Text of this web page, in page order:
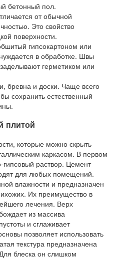
бетонный пол.
от обычной
Это свойство
поверхности.
гипсокартоном или
в обработке. Швы
герметиком или
бревна и доски. Чаще всего
сохранить естественный
плитой
которые можно скрыть
каркасом. В первом
гипсовый раствор. Цемент
для любых помещений.
влажности и предназначен
Их преимущество в
лечения. Верх
из массива
и сглаживает
позволяет использовать
текстура предназначена
блеска он слишком